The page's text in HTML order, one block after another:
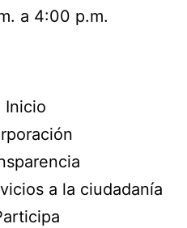
a 4:00 p.m.
Inicio
a la ciudadanía